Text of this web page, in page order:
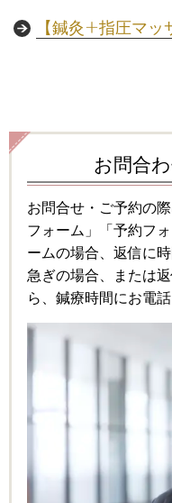
【鍼灸+指圧マ
お問合
お問合せ・ご予約の
フォーム」「予約フ
ームの場合、返信に
急ぎの場合、または
ら、鍼療時間にお電